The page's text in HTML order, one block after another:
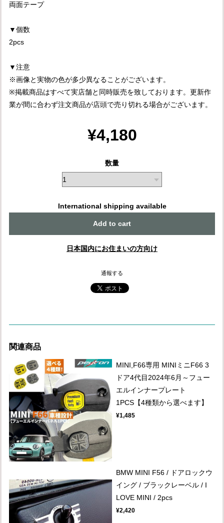
両面テープ
▼個数
2pcs
▼注意
※画像と実物の色が多少異なることがございます。
※掲載商品はすべて実店舗と同時販売を致しております。更新作
業が間に合わず注文商品が店頭で売り切れる場合がございます。
¥4,180
数量
International shipping available
Add to cart
日本国内にお住まいの方向け
通報する
関連商品
MINI,F66専用 MINIミニF66 3
ドア4代目2024年6月～フュー
エルインナープレート
1PCS【4種類から選べます】
¥1,485
BMW MINI F56 / ドアロックウ
イング / ブラックレーベル / I
LOVE MINI / 2pcs
¥2,420